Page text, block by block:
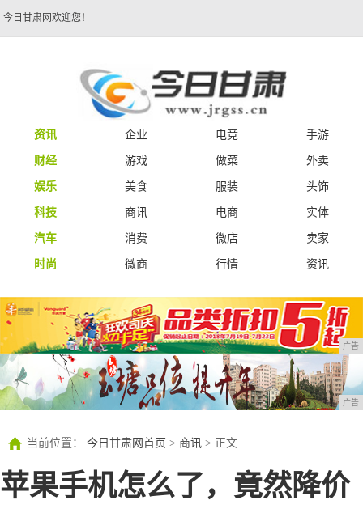
今日甘肃网欢迎您！
资讯 企业 电竞
手游
财经
游戏 做菜
外卖
娱乐
美食 服装
头饰
科技
商讯 电商
实体
汽车
消费 微店
卖家
时尚
微商 行情 资讯
广告
广告
当前位置： 今日甘肃网首页 > 商讯 > 正文
苹果手机怎么了，竟然降价